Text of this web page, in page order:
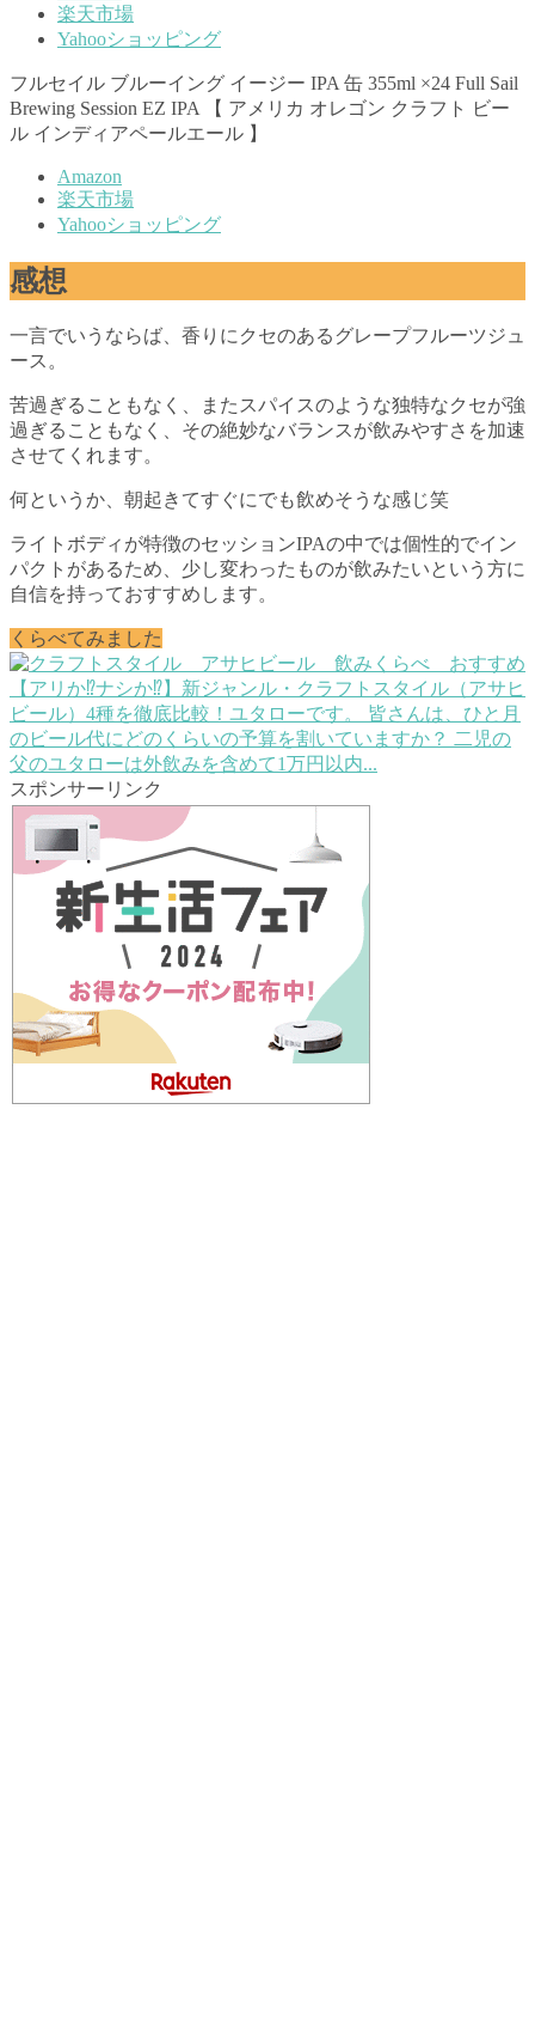
楽天市場
Yahooショッピング
フルセイル ブルーイング イージー IPA 缶 355ml ×24 Full Sail
Brewing Session EZ IPA 【 アメリカ オレゴン クラフト ビー
ル インディアペールエール 】
Amazon
楽天市場
Yahooショッピング
感想
一言でいうならば、香りにクセのあるグレープフルーツジュ
ース。
苦過ぎることもなく、またスパイスのような独特なクセが強
過ぎることもなく、その絶妙なバランスが飲みやすさを加速
させてくれます。
何というか、朝起きてすぐにでも飲めそうな感じ笑
ライトボディが特徴のセッションIPAの中では個性的でイン
パクトがあるため、少し変わったものが飲みたいという方に
自信を持っておすすめします。
くらべてみました
【アリか⁉ナシか⁉】新ジャンル・クラフトスタイル（アサヒ
ビール）4種を徹底比較！ ユタローです。 皆さんは、ひと月
のビール代にどのくらいの予算を割いていますか？ 二児の
父のユタローは外飲みを含めて1万円以内...
スポンサーリンク